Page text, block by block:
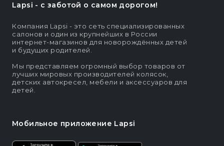
Lapsi - c заботой о самом дорогом!
Компания Lapsi - это сеть специализированных
салонов и один из крупнейших в России
интернет-магазинов для новорождённых детей
и будущих родителей.
Мы представляем огромный выбор товаров от
лучших мировых производителей колясок,
детских автокресел, мебели и аксессуаров для
детей.
Мобильное приложение Lapsi